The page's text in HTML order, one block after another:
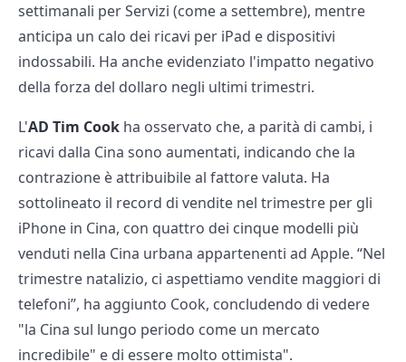
settimanali per Servizi (come a settembre), mentre
anticipa un calo dei ricavi per iPad e dispositivi
indossabili. Ha anche evidenziato l'impatto negativo
della forza del dollaro negli ultimi trimestri.
L'AD Tim Cook ha osservato che, a parità di cambi, i
ricavi dalla Cina sono aumentati, indicando che la
contrazione è attribuibile al fattore valuta. Ha
sottolineato il record di vendite nel trimestre per gli
iPhone in Cina, con quattro dei cinque modelli più
venduti nella Cina urbana appartenenti ad Apple. “Nel
trimestre natalizio, ci aspettiamo vendite maggiori di
telefoni”, ha aggiunto Cook, concludendo di vedere
"la Cina sul lungo periodo come un mercato
incredibile" e di essere molto ottimista".